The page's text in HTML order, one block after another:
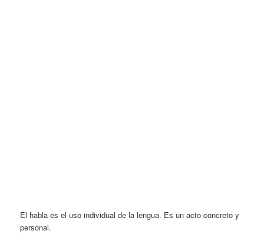
El habla es el uso individual de la lengua. Es un acto concreto y
personal.